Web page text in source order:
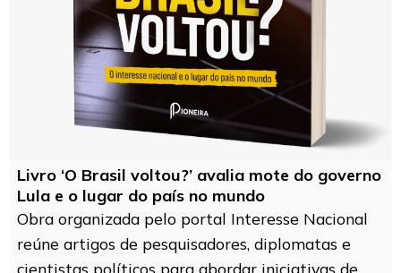
Livro ‘O Brasil voltou?’ avalia mote do governo
Lula e o lugar do país no mundo
Obra organizada pelo portal Interesse Nacional
reúne artigos de pesquisadores, diplomatas e
cientistas políticos para abordar iniciativas de